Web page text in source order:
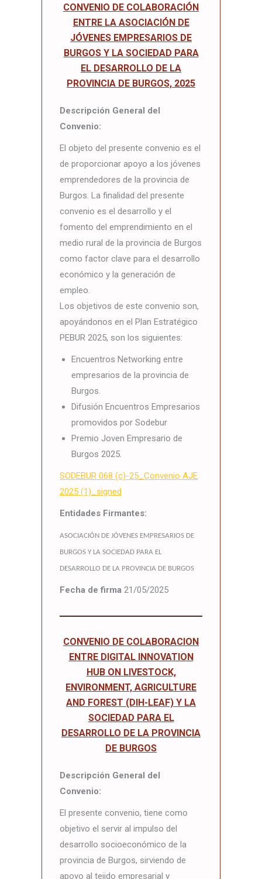
CONVENIO DE COLABORACIÓN
ENTRE LA ASOCIACIÓN DE
JÓVENES EMPRESARIOS DE
BURGOS Y LA SOCIEDAD PARA
EL DESARROLLO DE LA
PROVINCIA DE BURGOS, 2025
Descripción General del
Convenio:
El objeto del presente convenio es el
de proporcionar apoyo a los jóvenes
emprendedores de la provincia de
Burgos. La finalidad del presente
convenio es el desarrollo y el
fomento del emprendimiento en el
medio rural de la provincia de Burgos
como factor clave para el desarrollo
económico y la generación de
empleo.
Los objetivos de este convenio son,
apoyándonos en el Plan Estratégico
PEBUR 2025, son los siguientes:
Encuentros Networking entre
empresarios de la provincia de
Burgos.
Difusión Encuentros Empresarios
promovidos por Sodebur
Premio Joven Empresario de
Burgos 2025.
SODEBUR 068 (c)-25_Convenio AJE
2025 (1)_signed
Entidades Firmantes:
ASOCIACIÓN DE JÓVENES EMPRESARIOS DE
BURGOS Y LA SOCIEDAD PARA EL
DESARROLLO DE LA PROVINCIA DE BURGOS
Fecha de firma 21/05/2025
CONVENIO DE COLABORACION
ENTRE DIGITAL INNOVATION
HUB ON LIVESTOCK,
ENVIRONMENT, AGRICULTURE
AND FOREST (DIH-LEAF) Y LA
SOCIEDAD PARA EL
DESARROLLO DE LA PROVINCIA
DE BURGOS
Descripción General del
Convenio:
El presente convenio, tiene como
objetivo el servir al impulso del
desarrollo socioeconómico de la
provincia de Burgos, sirviendo de
apoyo al tejido empresarial y